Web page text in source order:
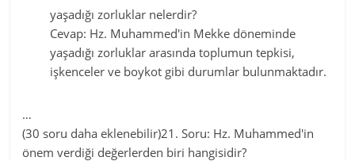
yaşadığı zorluklar nelerdir?
Cevap: Hz. Muhammed'in Mekke döneminde
yaşadığı zorluklar arasında toplumun tepkisi,
işkenceler ve boykot gibi durumlar bulunmaktadır.
…
(30 soru daha eklenebilir)21. Soru: Hz. Muhammed'in
önem verdiği değerlerden biri hangisidir?